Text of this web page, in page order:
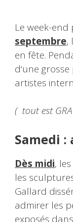
Le week-end
septembre,
en fête.
d‘une
artistes
( tout est
Samedi
Dès midi,
les
Gallard
admirer les
exposés dans